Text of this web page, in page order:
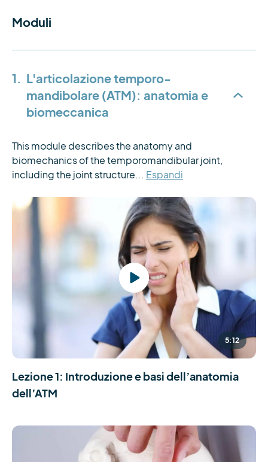
Moduli
1. L'articolazione temporo-
mandibolare (ATM): anatomia e
biomeccanica
This module describes the anatomy and
biomechanics of the temporomandibular joint,
including the joint structure... Espandi
5:12
Lezione 1: Introduzione e basi dell’anatomia
dell’ATM